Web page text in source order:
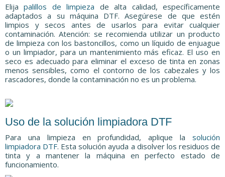
Elija palillos de limpieza de alta calidad, específicamente
adaptados a su máquina DTF. Asegúrese de que estén
limpios y secos antes de usarlos para evitar cualquier
contaminación. Atención: se recomienda utilizar un producto
de limpieza con los bastoncillos, como un líquido de enjuague
o un limpiador, para un mantenimiento más eficaz. El uso en
seco es adecuado para eliminar el exceso de tinta en zonas
menos sensibles, como el contorno de los cabezales y los
rascadores, donde la contaminación no es un problema.
Uso de la solución limpiadora DTF
Para una limpieza en profundidad, aplique la solución
limpiadora DTF. Esta solución ayuda a disolver los residuos de
tinta y a mantener la máquina en perfecto estado de
funcionamiento.